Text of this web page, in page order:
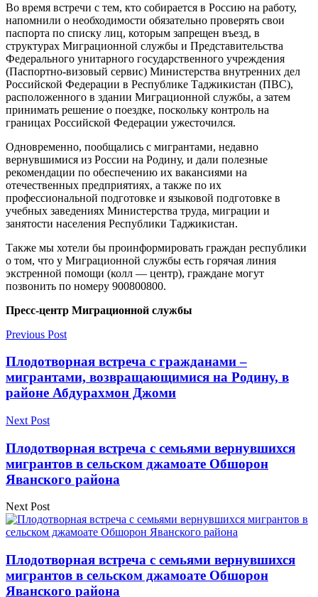
Во время встречи с тем, кто собирается в Россию на работу,
напомнили о необходимости обязательно проверять свои
паспорта по списку лиц, которым запрещен въезд, в
структурах Миграционной службы и Представительства
Федерального унитарного государственного учреждения
(Паспортно-визовый сервис) Министерства внутренних дел
Российской Федерации в Республике Таджикистан (ПВС),
расположенного в здании Миграционной службы, а затем
принимать решение о поездке, поскольку контроль на
границах Российской Федерации ужесточился.
Одновременно, пообщались с мигрантами, недавно
вернувшимися из России на Родину, и дали полезные
рекомендации по обеспечению их вакансиями на
отечественных предприятиях, а также по их
профессиональной подготовке и языковой подготовке в
учебных заведениях Министерства труда, миграции и
занятости населения Республики Таджикистан.
Также мы хотели бы проинформировать граждан республики
о том, что у Миграционной службы есть горячая линия
экстренной помощи (колл — центр), граждане могут
позвонить по номеру 900800800.
Пресс-центр Миграционной службы
Previous Post
Плодотворная встреча с гражданами –
мигрантами, возвращающимися на Родину, в
районе Абдурахмон Джоми
Next Post
Плодотворная встреча с семьями вернувшихся
мигрантов в сельском джамоате Обшорон
Яванского района
Next Post
Плодотворная встреча с семьями вернувшихся
мигрантов в сельском джамоате Обшорон
Яванского района